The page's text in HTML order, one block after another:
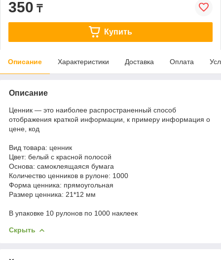
350 ₸
Купить
Описание Характеристики Доставка Оплата
Описание
Ценник — это наиболее распространенный способ
отображения краткой информации, к примеру информация о
цене, код
Вид товара: ценник
Цвет: белый с красной полосой
Основа: самоклеящаяся бумага
Количество ценников в рулоне: 1000
Форма ценника: прямоугольная
Размер ценника: 21*12 мм
В упаковке 10 рулонов по 1000 наклеек
Скрыть